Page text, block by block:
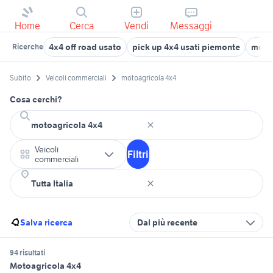
Home Cerca Vendi Messaggi
Ricerche 4x4 off road usato pick up 4x4 usati piemonte
Subito Veicoli commerciali motoagricola 4x4
Cosa cerchi?
Veicoli
commerciali
Filtri
Salva ricerca Dal più recente
94 risultati
Motoagricola 4x4